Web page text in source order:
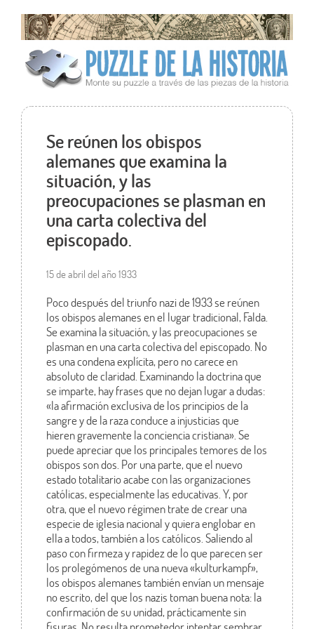
Se reúnen los obispos
alemanes que examina la
situación, y las
preocupaciones se plasman en
una carta colectiva del
episcopado.
15 de abril del año 1933
Poco después del triunfo nazi de 1933 se reúnen
los obispos alemanes en el lugar tradicional, Falda.
Se examina la situación, y las preocupaciones se
plasman en una carta colectiva del episcopado. No
es una condena explícita, pero no carece en
absoluto de claridad. Examinando la doctrina que
se imparte, hay frases que no dejan lugar a dudas:
«la afirmación exclusiva de los principios de la
sangre y de la raza conduce a injusticias que
hieren gravemente la conciencia cristiana». Se
puede apreciar que los principales temores de los
obispos son dos. Por una parte, que el nuevo
estado totalitario acabe con las organizaciones
católicas, especialmente las educativas. Y, por
otra, que el nuevo régimen trate de crear una
especie de iglesia nacional y quiera englobar en
ella a todos, también a los católicos. Saliendo al
paso con firmeza y rapidez de lo que parecen ser
los prolegómenos de una nueva «kulturkampf»,
los obispos alemanes también envían un mensaje
no escrito, del que los nazis toman buena nota: la
confirmación de su unidad, prácticamente sin